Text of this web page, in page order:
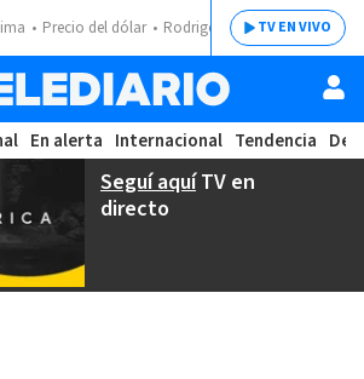
Precio del dólar Rodrigo ChavesTV EN VIVO
En alerta Internacional Tendencia
Seguí aquíTV en
directo